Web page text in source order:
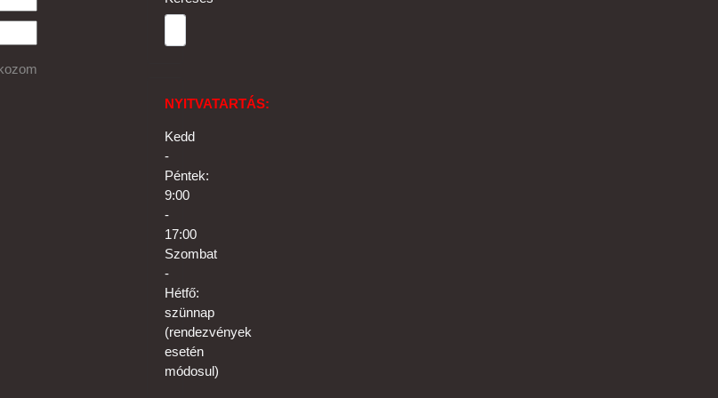
NYITVATARTÁS:
Kedd
-
Péntek:
9:00
-
17:00
Szombat
-
Hétfő:
szünnap
(rendezvények
esetén
módosul)